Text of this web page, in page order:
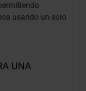
usando un solo
UNA